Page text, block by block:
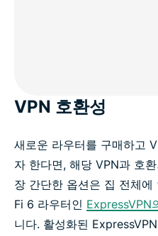
VPN 호환성
새로운 라우터를 구매하고
자 한다면, 해당 VPN과 호
장 간단한 옵션은 집 전체
Fi 6 라우터인 ExpressVPN
니다. 활성화된